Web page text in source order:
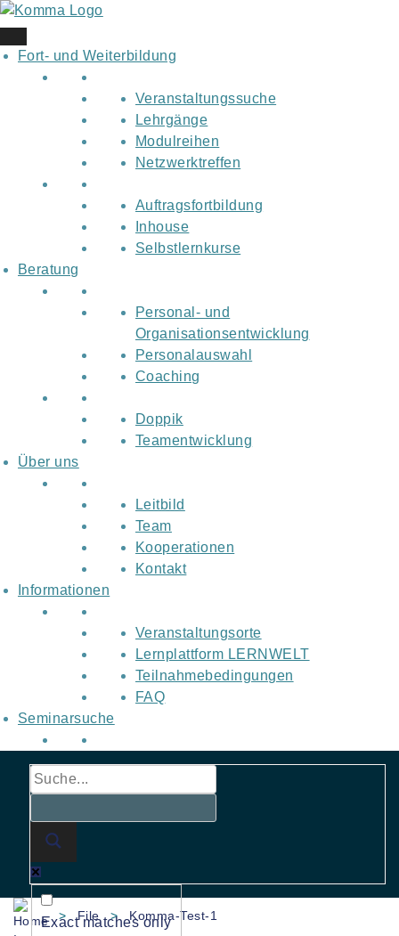
Skip
to
content
Fort- und Weiterbildung
Veranstaltungssuche
Lehrgänge
Modulreihen
Netzwerktreffen
Auftragsfortbildung
Inhouse
Selbstlernkurse
Beratung
Personal- und
Organisationsentwicklung
Personalauswahl
Coaching
Doppik
Teamentwicklung
Über uns
Leitbild
Team
Kooperationen
Kontakt
Informationen
Veranstaltungsorte
Lernplattform LERNWELT
Teilnahmebedingungen
FAQ
Seminarsuche
Exact matches only
> File > Komma-Test-1